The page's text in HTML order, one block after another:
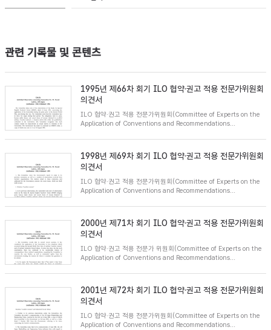
관련 기록물 및 콘텐츠
1995년 제66차 회기 ILO 협약·권고 적용 전문가위원회
의견서
ILO 협약·권고 적용 전문가위원회(Committee of Experts on the
Application of Conventions and Recommendations...
1998년 제69차 회기 ILO 협약·권고 적용 전문가위원회
의견서
ILO 협약·권고 적용 전문가위원회(Committee of Experts on the
Application of Conventions and Recommendations...
2000년 제71차 회기 ILO 협약·권고 적용 전문가위원회
의견서
ILO 협약·권고 적용 전문가 위원회(Committee of Experts on the
Application of Conventions and Recommendations...
2001년 제72차 회기 ILO 협약·권고 적용 전문가위원회
의견서
ILO 협약·권고 적용 전문가위원회(Committee of Experts on the
Application of Conventions and Recommendations...